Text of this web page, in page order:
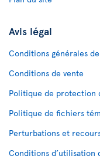
Avis légal
Conditions générales
Conditions de vente
Politique de protection
Politique de fichiers
Perturbations et
Conditions d’utilisation